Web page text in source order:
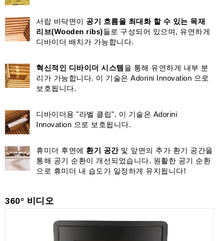
서랍 바닥면이 공기 흐름을 최대화 할 수 있는 목재
리브(Wooden ribs)들로 구성되어 있으며, 유연하게
디바이더 배치가 가능합니다.
혁신적인 디바이더 시스템을 통해 유연하게 내부 분
리가 가능합니다. 이 기술은 Adorini Innovation 으로
보호됩니다.
디바이더용 "라벨 클립". 이 기술은 Adorini
Innovation 으로 보호됩니다.
휴미더 후면에 환기 공간및 앞면의 추가 환기 공간을
통해 공기 순환이 개선되었습니다. 원활한 공기 순환
으로 휴미더 내 습도가 일정하게 유지됩니다!
360° 비디오